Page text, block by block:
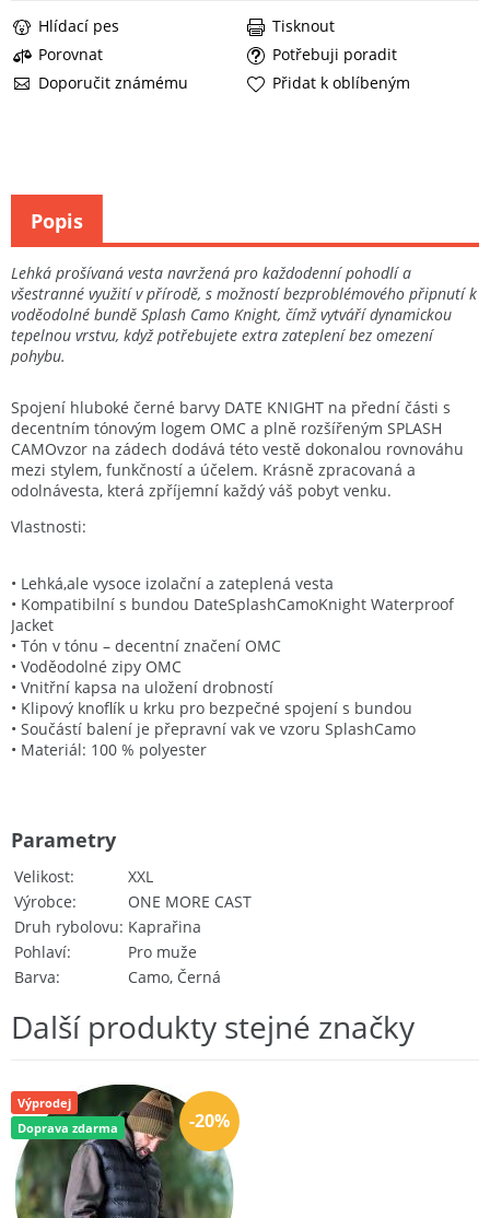
Hlídací pes
Porovnat
Potřebuji poradit
Doporučit známému
Tisknout
Přidat k oblíbeným
Lehká prošívaná vesta navržená pro každodenní pohodlí a
všestranné využití v přírodě, s možností bezproblémového připnutí k
voděodolné bundě Splash Camo Knight, čímž vytváří dynamickou
tepelnou vrstvu, když potřebujete extra zateplení bez omezení
pohybu.
Spojení hluboké černé barvy DATE KNIGHT na přední části s
decentním tónovým logem OMC a plně rozšířeným SPLASH
CAMOvzor na zádech dodává této vestě dokonalou rovnováhu
mezi stylem, funkčností a účelem. Krásně zpracovaná a
odolnávesta, která zpříjemní každý váš pobyt venku.
Vlastnosti:
• Lehká,ale vysoce izolační a zateplená vesta
• Kompatibilní s bundou DateSplashCamoKnight Waterproof
Jacket
• Tón v tónu – decentní značení OMC
• Voděodolné zipy OMC
• Vnitřní kapsa na uložení drobností
• Klipový knoflík u krku pro bezpečné spojení s bundou
• Součástí balení je přepravní vak ve vzoru SplashCamo
• Materiál: 100 % polyester
Velikost
XXL
Výrobce
ONE MORE CAST
Druh rybolovu Kaprařina
Pohlaví
Pro muže
Barva
Camo, Černá
Parametry
Popis
Další produkty stejné značky
-20%
Výprodej
Doprava zdarma